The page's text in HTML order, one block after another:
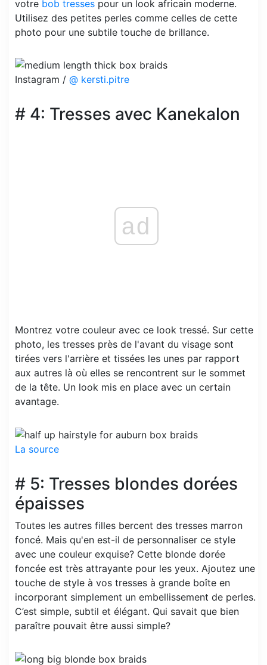
votre bob tresses pour un look africain moderne.
Utilisez des petites perles comme celles de cette
photo pour une subtile touche de brillance.
Instagram / @ kersti.pitre
# 4: Tresses avec Kanekalon
ad
Montrez votre couleur avec ce look tressé. Sur cette
photo, les tresses près de l'avant du visage sont
tirées vers l'arrière et tissées les unes par rapport
aux autres là où elles se rencontrent sur le sommet
de la tête. Un look mis en place avec un certain
avantage.
La source
# 5: Tresses blondes dorées
épaisses
Toutes les autres filles bercent des tresses marron
foncé. Mais qu'en est-il de personnaliser ce style
avec une couleur exquise? Cette blonde dorée
foncée est très attrayante pour les yeux. Ajoutez une
touche de style à vos tresses à grande boîte en
incorporant simplement un embellissement de perles.
C’est simple, subtil et élégant. Qui savait que bien
paraître pouvait être aussi simple?